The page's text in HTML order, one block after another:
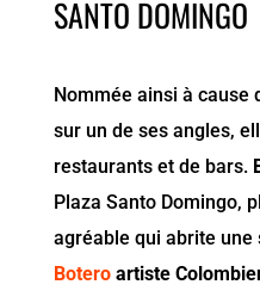
SANTO DOMINGO
Nommée ainsi à cause
sur un de ses angles,
restaurants et de bars.
Plaza Santo Domingo,
agréable qui abrite une
Botero artiste